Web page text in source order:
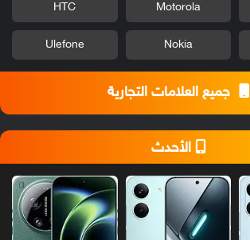
Motorola
HTC
Nokia
Ulefone
جميع العلامات التجارية
الأحدث